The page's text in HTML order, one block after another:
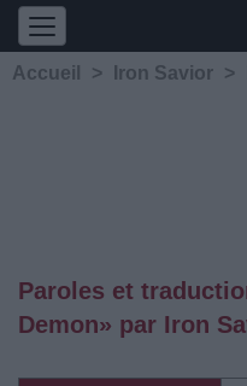
Accueil > Iron Savior >
Paroles et
Demon» par Iron